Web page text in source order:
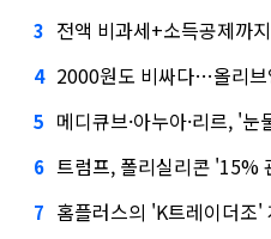
3 전액 비과세+소득공제까
4 2000원도 비싸다…올리브영,
5 메디큐브·아누아·리르, '
6 트럼프, 폴리실리콘 '15% 관
7 홈플러스의 'K트레이더